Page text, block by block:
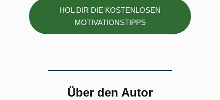
HOL DIR DIE KOSTENLOSEN
MOTIVATIONSTIPPS
Über den Autor